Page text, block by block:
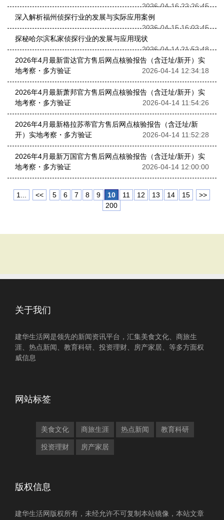
2026-04-16 22:26:45
深入解析福州侦探行业的发展与实际应用案例
2026-04-15 16:02:45
探秘哈尔滨私家侦探行业的发展与应用现状
2026-04-14 21:52:48
2026年4月最新雷达官方售后网点核验报告（含迁址/新开）实
地考察・多方验证
2026-04-14 12:34:18
2026年4月最新萧邦官方售后网点核验报告（含迁址/新开）实
地考察・多方验证
2026-04-14 11:54:26
2026年4月最新格拉苏蒂官方售后网点核验报告（含迁址/新
开）实地考察・多方验证
2026-04-14 11:52:28
2026年4月最新万国官方售后网点核验报告（含迁址/新开）实
地考察・多方验证
2026-04-14 12:00:00
1... << 5 6 7 8 9 10 11 12 13 14 15
>>
200
关于我们
建华生活网是领先的新闻资讯平台，汇集美食文化、商旅生
涯、热点新闻、教育科研、投资理财、房产家居、等多方面权
威信息
网站标签
美食文化 商旅生涯 热点新闻 教育科研
投资理财 房产家居
版权信息
建华生活网版权所有，未经允许不可复制本站镜像，本站文章